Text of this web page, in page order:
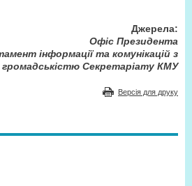
Джерела:
Офіс Президента
інформації та комунікацій з
громадськістю Секретаріату КМУ
Версія для друку